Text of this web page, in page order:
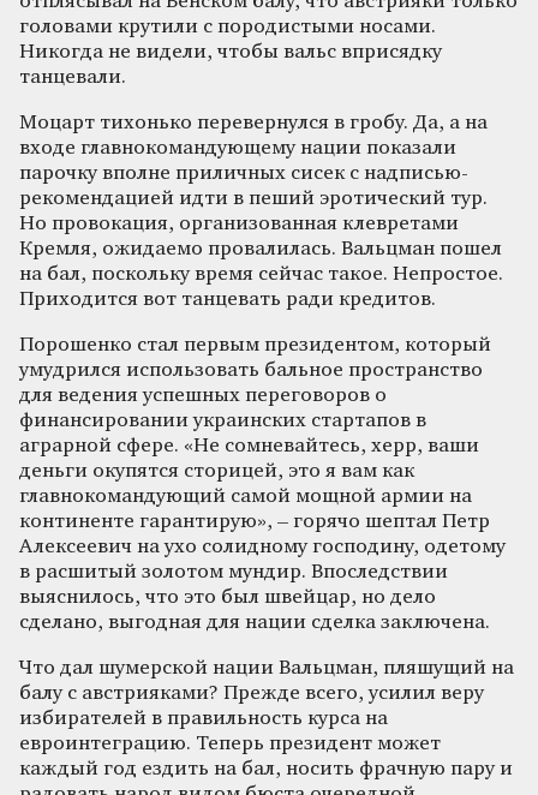
головами крутили с породистыми носами.
Никогда не видели, чтобы вальс вприсядку
танцевали.
Моцарт тихонько перевернулся в гробу. Да, а на
входе главнокомандующему нации показали
парочку вполне приличных сисек с надписью-
рекомендацией идти в пеший эротический тур.
Но провокация, организованная клевретами
Кремля, ожидаемо провалилась. Вальцман пошел
на бал, поскольку время сейчас такое. Непростое.
Приходится вот танцевать ради кредитов.
Порошенко стал первым президентом, который
умудрился использовать бальное пространство
для ведения успешных переговоров о
финансировании украинских стартапов в
аграрной сфере. «Не сомневайтесь, херр, ваши
деньги окупятся сторицей, это я вам как
главнокомандующий самой мощной армии на
континенте гарантирую», – горячо шептал Петр
Алексеевич на ухо солидному господину, одетому
в расшитый золотом мундир. Впоследствии
выяснилось, что это был швейцар, но дело
сделано, выгодная для нации сделка заключена.
Что дал шумерской нации Вальцман, пляшущий на
балу с австрияками? Прежде всего, усилил веру
избирателей в правильность курса на
евроинтеграцию. Теперь президент может
каждый год ездить на бал, носить фрачную пару и